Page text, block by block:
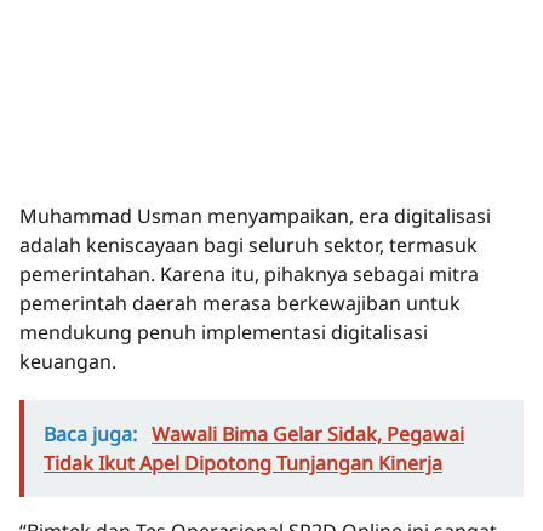
Muhammad Usman menyampaikan, era digitalisasi
adalah keniscayaan bagi seluruh sektor, termasuk
pemerintahan. Karena itu, pihaknya sebagai mitra
pemerintah daerah merasa berkewajiban untuk
mendukung penuh implementasi digitalisasi
keuangan.
Baca juga: Wawali Bima Gelar Sidak, Pegawai
Tidak Ikut Apel Dipotong Tunjangan Kinerja